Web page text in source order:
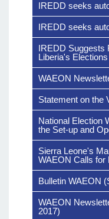
IREDD seeks
IREDD seeks
IREDD Suggests
Liberia's
WAEON
Statement on the
National Election
the Set-up and
Sierra Leone's
WAEON Calls for
Bulletin WAEON
WAEON
2017)